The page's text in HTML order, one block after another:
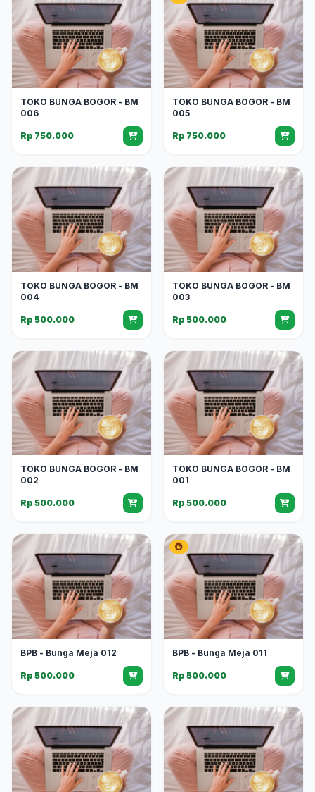
TOKO BUNGA BOGOR - BM
006
Rp 750.000
TOKO BUNGA BOGOR - BM
005
Rp 750.000
TOKO BUNGA BOGOR - BM
004
Rp 500.000
TOKO BUNGA BOGOR - BM
003
Rp 500.000
TOKO BUNGA BOGOR - BM
002
Rp 500.000
TOKO BUNGA BOGOR - BM
001
Rp 500.000
BPB - Bunga Meja 012
Rp 500.000
BPB - Bunga Meja 011
Rp 500.000